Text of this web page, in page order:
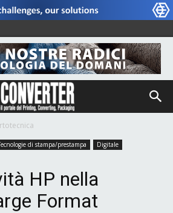
di stampa/prestampa
Digitale
HP nella
Format